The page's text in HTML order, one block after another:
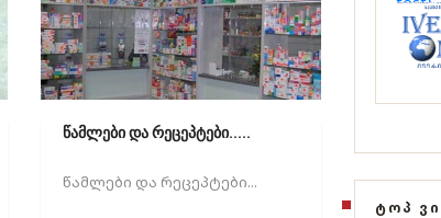
წამლები და რეცეპტები.....
წამლები და რეცეპტები...
ᲢᲝᲞ